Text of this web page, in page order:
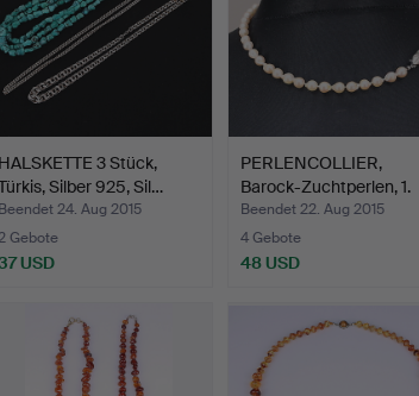
HALSKETTE 3 Stück,
Silber 925, Sil…
Beendet 24. Aug 2015
Gebote
USD
PERLENCOLLIER,
Barock-Zuchtperlen, 1.
Hälf…
Beendet 22. Aug 2015
4 Gebote
48 USD